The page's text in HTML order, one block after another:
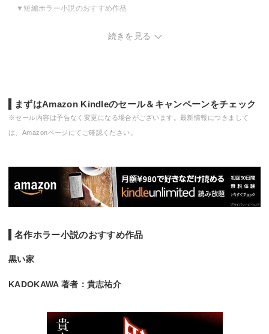
短編ホラー小説のおすすめ作品
続きを見る
まずはAmazon Kindleのセール＆キャンペーンをチェック
※セール内容は予告なく変更になる場合がございます。最新情報につきまして
は、Amazonページにてご確認ください。
名作ホラー小説のおすすめ作品
黒い家
KADOKAWA 著者：貴志祐介